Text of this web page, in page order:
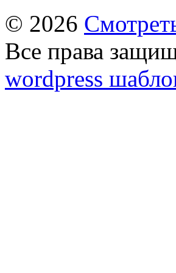
© 2026
Все права
wordpress